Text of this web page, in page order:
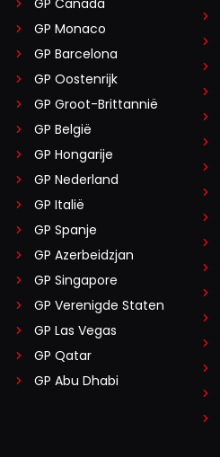
GP Canada
GP Monaco
GP Barcelona
GP Oostenrijk
GP Groot-Brittannië
GP België
GP Hongarije
GP Nederland
GP Italië
GP Spanje
GP Azerbeidzjan
GP Singapore
GP Verenigde Staten
GP Las Vegas
GP Qatar
GP Abu Dhabi